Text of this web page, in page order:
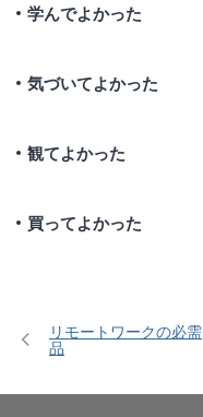
学んでよかった
気づいてよかった
観てよかった
買ってよかった
リモートワークの必需
品